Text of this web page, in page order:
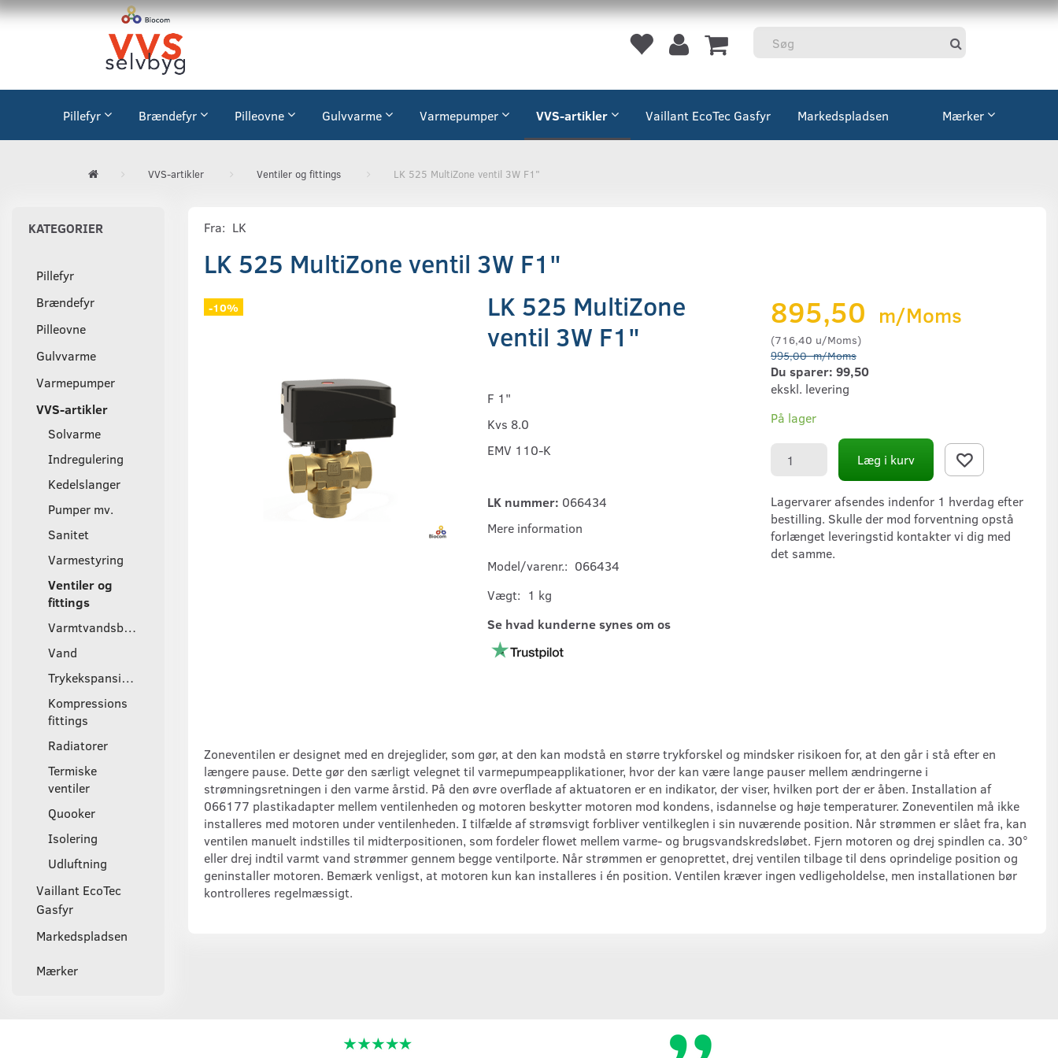
Pillefyr Brændefyr Pilleovne Gulvvarme Varmepumper VVS-artikler Vaillant EcoTec Gasfyr Markedspladsen Mærker
VVS-artikler Ventiler og fittings LK 525 MultiZone ventil 3W F1"
KATEGORIER
Pillefyr
Brændefyr
Pilleovne
Gulvvarme
Varmepumper
VVS-artikler
Solvarme
Indregulering
Kedelslanger
Pumper mv.
Sanitet
Varmestyring
Ventiler og
fittings
Varmtvandsbeholder
Vand
Trykekspansionsbeholder
Kompressions
fittings
Radiatorer
Termiske
ventiler
Quooker
Isolering
Udluftning
Vaillant EcoTec
Gasfyr
Markedspladsen
Mærker
Fra: LK
LK 525 MultiZone ventil 3W F1"
-10%
LK 525 MultiZone
ventil 3W F1"
F 1"
Kvs 8.0
EMV 110-K
LK nummer: 066434
Mere information
Model/varenr.: 066434
Vægt: 1 kg
Se hvad kunderne synes om os
895,50 m/Moms
(716,40 u/Moms)
995,00m/Moms
Du sparer: 99,50
ekskl. levering
På lager
Læg i kurv
Lagervarer afsendes indenfor 1 hverdag efter
bestilling. Skulle der mod forventning opstå
forlænget leveringstid kontakter vi dig med
det samme.
Zoneventilen er designet med en drejeglider, som gør, at den kan modstå en større trykforskel og mindsker risikoen for, at den går i stå efter en
længere pause. Dette gør den særligt velegnet til varmepumpeapplikationer, hvor der kan være lange pauser mellem ændringerne i
strømningsretningen i den varme årstid. På den øvre overflade af aktuatoren er en indikator, der viser, hvilken port der er åben. Installation af
066177 plastikadapter mellem ventilenheden og motoren beskytter motoren mod kondens, isdannelse og høje temperaturer. Zoneventilen må ikke
installeres med motoren under ventilenheden. I tilfælde af strømsvigt forbliver ventilkeglen i sin nuværende position. Når strømmen er slået fra, kan
ventilen manuelt indstilles til midterpositionen, som fordeler flowet mellem varme- og brugsvandskredsløbet. Fjern motoren og drej spindlen ca. 30°
eller drej indtil varmt vand strømmer gennem begge ventilporte. Når strømmen er genoprettet, drej ventilen tilbage til dens oprindelige position og
geninstaller motoren. Bemærk venligst, at motoren kun kan installeres i én position. Ventilen kræver ingen vedligeholdelse, men installationen bør
kontrolleres regelmæssigt.